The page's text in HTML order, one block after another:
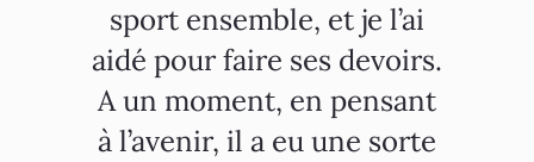
sport ensemble, et je l’ai
aidé pour faire ses devoirs.
A un moment, en pensant
à l’avenir, il a eu une sorte